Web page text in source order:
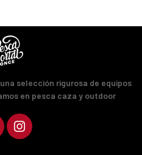
selección rigurosa de equipos
en pesca caza y outdoor